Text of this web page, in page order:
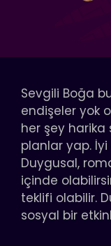
Sevgili Boğa
endişeler yok
her şey harika
planlar yap.
Duygusal,
içinde
teklifi olabilir.
sosyal bir